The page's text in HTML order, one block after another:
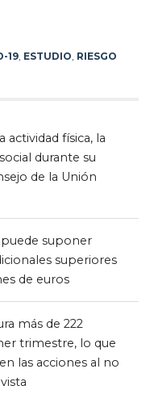
19, ESTUDIO RIESGO
actividad física, la
durante su
de la Unión
puede suponer
superiores
de euros
más de 222
trimestre, lo que
las acciones al no